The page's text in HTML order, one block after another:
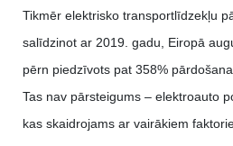
Tikmēr elektrisko transportlīdzekļu
salīdzinot ar 2019. gadu, Eiropā
pērn piedzīvots pat 358%
Tas nav pārsteigums – elektroauto
kas skaidrojams ar vairākiem